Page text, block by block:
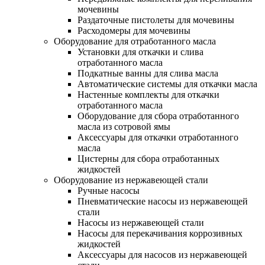
мочевины
Раздаточные пистолеты для мочевины
Расходомеры для мочевины
Оборудование для отработанного масла
Установки для откачки и слива
отработанного масла
Подкатные ванны для слива масла
Автоматические системы для откачки масла
Настенные комплекты для откачки
отработанного масла
Оборудование для сбора отработанного
масла из сотровой ямы
Аксессуары для откачки отработанного
масла
Цистерны для сбора отработанных
жидкостей
Оборудование из нержавеющей стали
Ручные насосы
Пневматические насосы из нержавеющей
стали
Насосы из нержавеющей стали
Насосы для перекачивания коррозивных
жидкостей
Аксессуары для насосов из нержавеющей